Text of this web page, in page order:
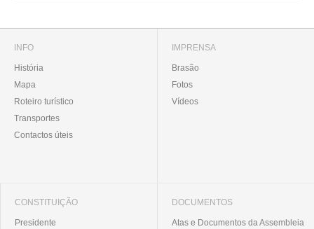
INFO
História
Mapa
Roteiro turístico
Transportes
Contactos úteis
IMPRENSA
Brasão
Fotos
Vídeos
CONSTITUIÇÃO
Presidente
DOCUMENTOS
Atas e Documentos da Assembleia